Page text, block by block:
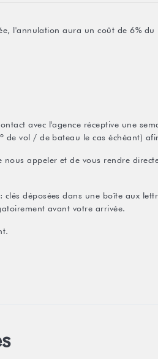
l'annulation aura un coût de 6%
avec l'agence réceptive une
de vol / de bateau le cas échéant)
appeler et de vous rendre
déposées dans une boîte aux
avant votre arrivée.